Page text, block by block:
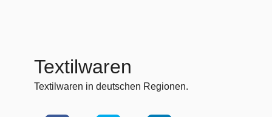
Textilwaren
Textilwaren in deutschen Regionen.